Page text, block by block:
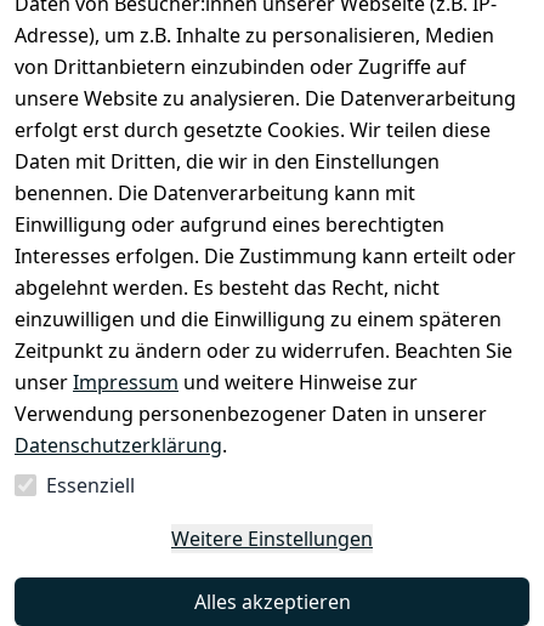
Adresse), um z.B. Inhalte zu personalisieren, Medien
von Drittanbietern einzubinden oder Zugriffe auf
unsere Website zu analysieren. Die Datenverarbeitung
erfolgt erst durch gesetzte Cookies. Wir teilen diese
Daten mit Dritten, die wir in den Einstellungen
benennen. Die Datenverarbeitung kann mit
Einwilligung oder aufgrund eines berechtigten
Interesses erfolgen. Die Zustimmung kann erteilt oder
abgelehnt werden. Es besteht das Recht, nicht
einzuwilligen und die Einwilligung zu einem späteren
Zeitpunkt zu ändern oder zu widerrufen. Beachten Sie
unserImpressum und weitere Hinweise zur
Verwendung personenbezogener Daten in unserer
Datenschutzerklärung.
Essenziell
Weitere Einstellungen
Alles akzeptieren
Rechtliches
Impressum
Datenschutze
rklärung
Barrierefreihe
itserklärung
Widerrufsrec
ht
Services
Registrieren